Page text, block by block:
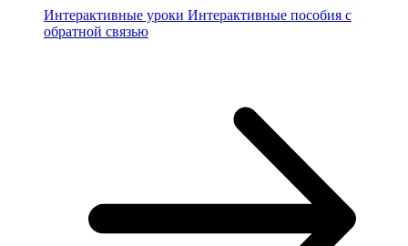
Интерактивные уроки Интерактивные пособия с
обратной связью